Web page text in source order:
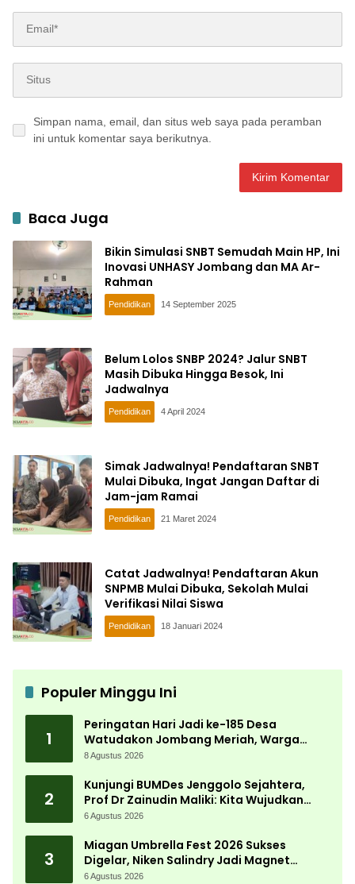
Simpan nama, email, dan situs web saya pada peramban
ini untuk komentar saya berikutnya.
Baca Juga
Bikin Simulasi SNBT Semudah Main HP, Ini
Inovasi UNHASY Jombang dan MA Ar-
Rahman
Pendidikan 14 September 2025
Belum Lolos SNBP 2024? Jalur SNBT
Masih Dibuka Hingga Besok, Ini
Jadwalnya
Pendidikan 4 April 2024
Simak Jadwalnya! Pendaftaran SNBT
Mulai Dibuka, Ingat Jangan Daftar di
Jam-jam Ramai
Pendidikan 21 Maret 2024
Catat Jadwalnya! Pendaftaran Akun
SNPMB Mulai Dibuka, Sekolah Mulai
Verifikasi Nilai Siswa
Pendidikan 18 Januari 2024
Populer Minggu Ini
1
Peringatan Hari Jadi ke-185 Desa
Watudakon Jombang Meriah, Warga
Tumpek Blek Padati Karnaval Budaya
8 Agustus 2026
2
Kunjungi BUMDes Jenggolo Sejahtera,
Prof Dr Zainudin Maliki: Kita Wujudkan
Kemandirian Ekonomi dengan Potensi
6 Agustus 2026
3
Miagan Umbrella Fest 2026 Sukses
Digelar, Niken Salindry Jadi Magnet
Ribuan Pengunjung
6 Agustus 2026